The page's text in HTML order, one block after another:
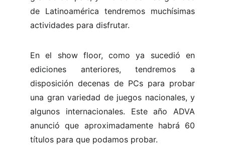
de Latinoamérica tendremos muchísimas
actividades para disfrutar.
En el show floor, como ya sucedió en
ediciones anteriores, tendremos a
disposición decenas de PCs para probar
una gran variedad de juegos nacionales, y
algunos internacionales. Este año ADVA
anunció que aproximadamente habrá 60
títulos para que podamos probar.